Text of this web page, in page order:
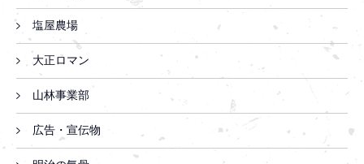
塩屋農場
大正ロマン
山林事業部
広告・宣伝物